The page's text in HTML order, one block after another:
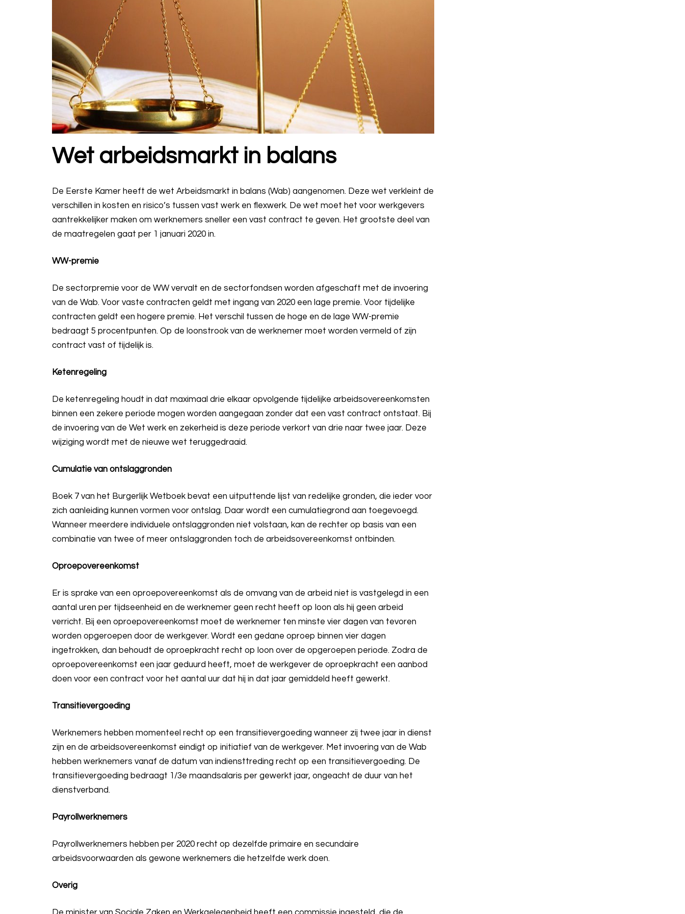
Wet arbeidsmarkt in balans
De Eerste Kamer heeft de wet Arbeidsmarkt in balans (Wab) aangenomen. Deze wet verkleint de
verschillen in kosten en risico’s tussen vast werk en flexwerk. De wet moet het voor werkgevers
aantrekkelijker maken om werknemers sneller een vast contract te geven. Het grootste deel van
de maatregelen gaat per 1 januari 2020 in.
WW-premie
De sectorpremie voor de WW vervalt en de sectorfondsen worden afgeschaft met de invoering
van de Wab. Voor vaste contracten geldt met ingang van 2020 een lage premie. Voor tijdelijke
contracten geldt een hogere premie. Het verschil tussen de hoge en de lage WW-premie
bedraagt 5 procentpunten. Op de loonstrook van de werknemer moet worden vermeld of zijn
contract vast of tijdelijk is.
Ketenregeling
De ketenregeling houdt in dat maximaal drie elkaar opvolgende tijdelijke arbeidsovereenkomsten
binnen een zekere periode mogen worden aangegaan zonder dat een vast contract ontstaat. Bij
de invoering van de Wet werk en zekerheid is deze periode verkort van drie naar twee jaar. Deze
wijziging wordt met de nieuwe wet teruggedraaid.
Cumulatie van ontslaggronden
Boek 7 van het Burgerlijk Wetboek bevat een uitputtende lijst van redelijke gronden, die ieder voor
zich aanleiding kunnen vormen voor ontslag. Daar wordt een cumulatiegrond aan toegevoegd.
Wanneer meerdere individuele ontslaggronden niet volstaan, kan de rechter op basis van een
combinatie van twee of meer ontslaggronden toch de arbeidsovereenkomst ontbinden.
Oproepovereenkomst
Er is sprake van een oproepovereenkomst als de omvang van de arbeid niet is vastgelegd in een
aantal uren per tijdseenheid en de werknemer geen recht heeft op loon als hij geen arbeid
verricht. Bij een oproepovereenkomst moet de werknemer ten minste vier dagen van tevoren
worden opgeroepen door de werkgever. Wordt een gedane oproep binnen vier dagen
ingetrokken, dan behoudt de oproepkracht recht op loon over de opgeroepen periode. Zodra de
oproepovereenkomst een jaar geduurd heeft, moet de werkgever de oproepkracht een aanbod
doen voor een contract voor het aantal uur dat hij in dat jaar gemiddeld heeft gewerkt.
Transitievergoeding
Werknemers hebben momenteel recht op een transitievergoeding wanneer zij twee jaar in dienst
zijn en de arbeidsovereenkomst eindigt op initiatief van de werkgever. Met invoering van de Wab
hebben werknemers vanaf de datum van indiensttreding recht op een transitievergoeding. De
transitievergoeding bedraagt 1/3e maandsalaris per gewerkt jaar, ongeacht de duur van het
dienstverband.
Payrollwerknemers
Payrollwerknemers hebben per 2020 recht op dezelfde primaire en secundaire
arbeidsvoorwaarden als gewone werknemers die hetzelfde werk doen.
Overig